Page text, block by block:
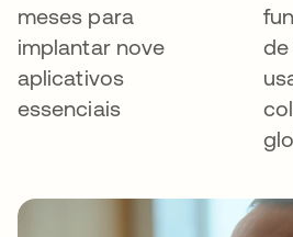
meses para
implantar nove
aplicativos
essenciais
de